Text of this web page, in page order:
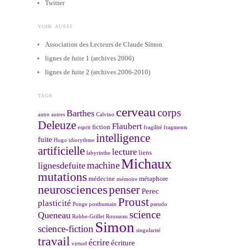
Twitter
VOIR AUSSI
Association des Lecteurs de Claude Simon
lignes de fuite 1 (archives 2006)
lignes de fuite 2 (archives 2006-2010)
TAGS
autre autres Barthes Calvino cerveau corps
Deleuze esprit fiction Flaubert fragilité fragments
fuite Hugo idiorythme intelligence
artificielle labyrinthe lecture liens
lignesdefuitemachineMichaux
mutations médecine mémoire métaphore
neurosciencespenserPerec
plasticité Ponge posthumain Proust pseudo
Queneau Robbe-Grillet Rousseau science
science-fiction Simon singularité
travail virtuel écrireécriture